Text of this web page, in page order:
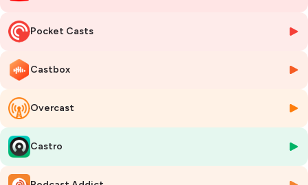
Pocket Casts
Castbox
Overcast
Castro